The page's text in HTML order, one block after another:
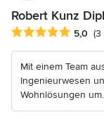
Robert Kunz
Durchschnittliche
5,0 (3
Mit einem Team
Ingenieurwesen
Wohnlösungen um.